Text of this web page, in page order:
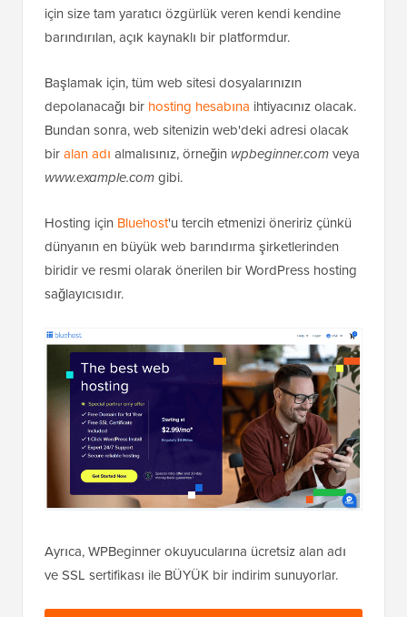
için size tam yaratıcı özgürlük veren kendi kendine
barındırılan, açık kaynaklı bir platformdur.
Başlamak için, tüm web sitesi dosyalarınızın
depolanacağı bir hosting hesabına ihtiyacınız olacak.
Bundan sonra, web sitenizin web'deki adresi olacak
biralan adı almalısınız, örneğin wpbeginner.comveya
www.example.comgibi.
Hosting için Bluehost'u tercih etmenizi öneririz çünkü
dünyanın en büyük web barındırma şirketlerinden
biridir ve resmi olarak önerilen bir WordPress hosting
sağlayıcısıdır.
Ayrıca, WPBeginner okuyucularına ücretsiz alan adı
ve SSL sertifikası ile BÜYÜK bir indirim sunuyorlar.